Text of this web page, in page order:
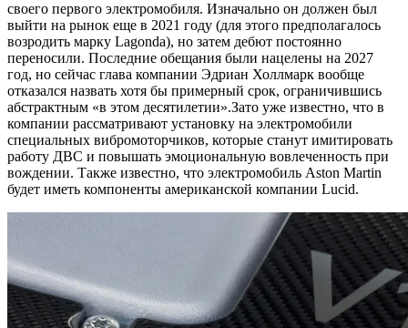
своего первого электромобиля. Изначально он должен был
выйти на рынок еще в 2021 году (для этого предполагалось
возродить марку Lagonda), но затем дебют постоянно
переносили. Последние обещания были нацелены на 2027
год, но сейчас глава компании Эдриан Холлмарк вообще
отказался назвать хотя бы примерный срок, ограничившись
абстрактным «в этом десятилетии».Зато уже известно, что в
компании рассматривают установку на электромобили
специальных вибромоторчиков, которые станут имитировать
работу ДВС и повышать эмоциональную вовлеченность при
вождении. Также известно, что электромобиль Aston Martin
будет иметь компоненты американской компании Lucid.